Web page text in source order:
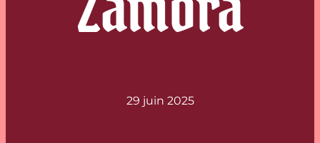
29 juin 2025